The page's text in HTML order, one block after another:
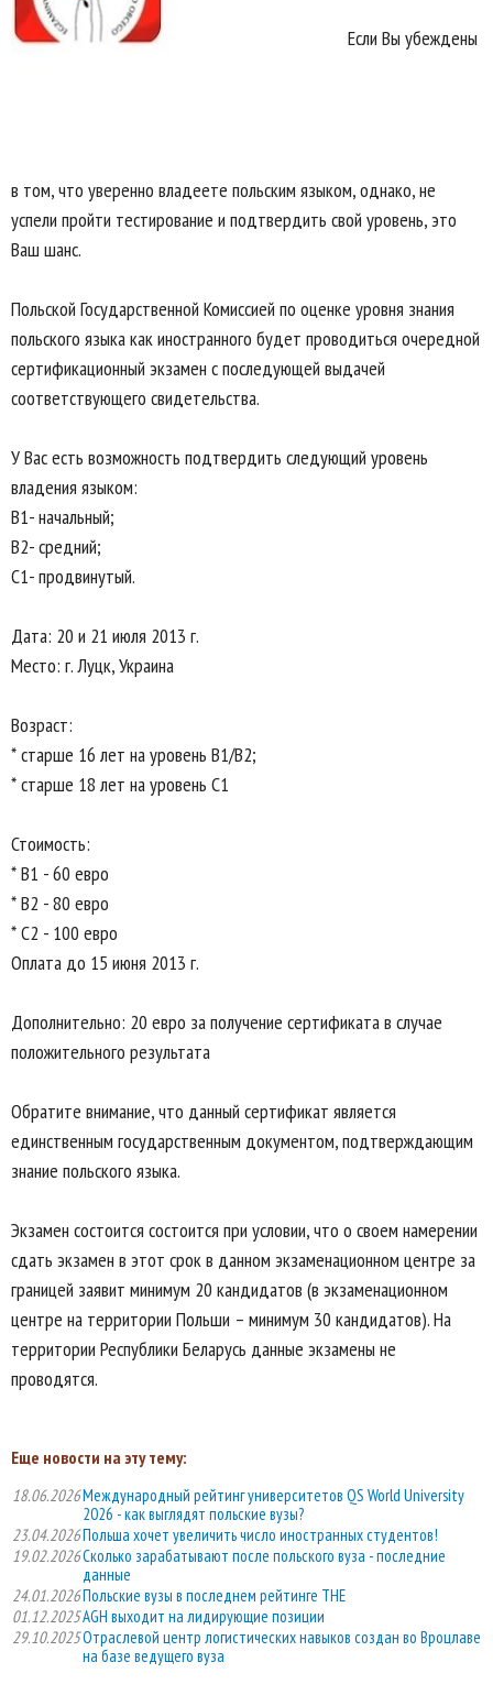
Если Вы убеждены
в том, что уверенно владеете польским языком, однако, не
успели пройти тестирование и подтвердить свой уровень, это
Ваш шанс.
Польской Государственной Комиссией по оценке уровня знания
польского языка как иностранного будет проводиться очередной
сертификационный экзамен с последующей выдачей
соответствующего свидетельства.
У Вас есть возможность подтвердить следующий уровень
владения языком:
В1- начальный;
В2- средний;
С1- продвинутый.
Дата: 20 и 21 июля 2013 г.
Место: г. Луцк, Украина
Возраст:
* старше 16 лет на уровень В1/В2;
* старше 18 лет на уровень С1
Стоимость:
* В1 - 60 евро
* В2 - 80 евро
* С2 - 100 евро
Оплата до 15 июня 2013 г.
Дополнительно: 20 евро за получение сертификата в случае
положительного результата
Обратите внимание, что данный сертификат является
единственным государственным документом, подтверждающим
знание польского языка.
Экзамен состоится состоится при условии, что о своем намерении
сдать экзамен в этот срок в данном экзаменационном центре за
границей заявит минимум 20 кандидатов (в экзаменационном
центре на территории Польши – минимум 30 кандидатов). На
территории Республики Беларусь данные экзамены не
проводятся.
Еще новости на эту тему:
18.06.2026Международный рейтинг университетов QS World University
2026 - как выглядят польские вузы?
23.04.2026Польша хочет увеличить число иностранных студентов!
19.02.2026Сколько зарабатывают после польского вуза - последние
данные
24.01.2026Польские вузы в последнем рейтинге THE
01.12.2025AGH выходит на лидирующие позиции
29.10.2025Отраслевой центр логистических навыков создан во Вроцлаве
на базе ведущего вуза